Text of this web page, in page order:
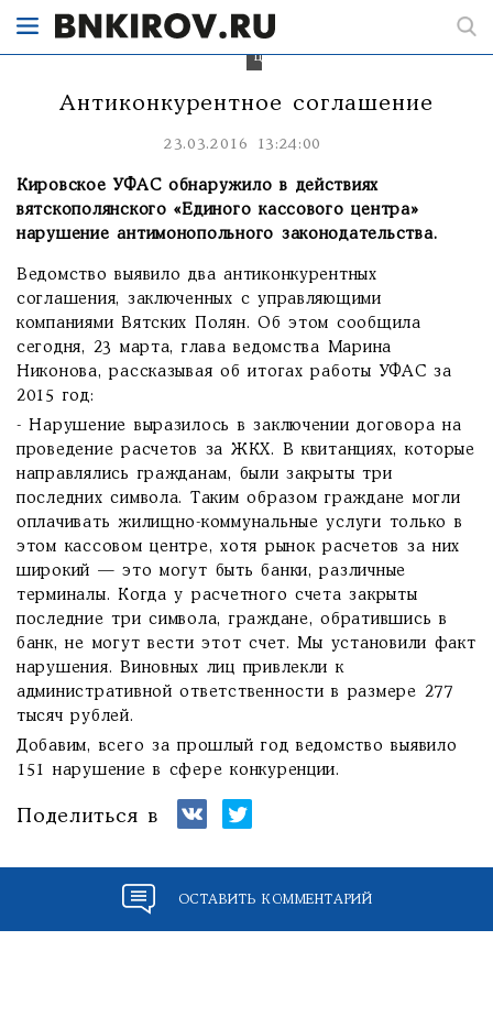
кассового
центра.
Антиконкурентное соглашение
23.03.2016 13:24:00
Кировское УФАС обнаружило в действиях
вятскополянского «Единого кассового центра»
нарушение антимонопольного законодательства.
Ведомство выявило два антиконкурентных
соглашения, заключенных с управляющими
компаниями Вятских Полян. Об этом сообщила
сегодня, 23 марта, глава ведомства Марина
Никонова, рассказывая об итогах работы УФАС за
2015 год:
- Нарушение выразилось в заключении договора на
проведение расчетов за ЖКХ. В квитанциях, которые
направлялись гражданам, были закрыты три
последних символа. Таким образом граждане могли
оплачивать жилищно-коммунальные услуги только в
этом кассовом центре, хотя рынок расчетов за них
широкий — это могут быть банки, различные
терминалы. Когда у расчетного счета закрыты
последние три символа, граждане, обратившись в
банк, не могут вести этот счет. Мы установили факт
нарушения. Виновных лиц привлекли к
административной ответственности в размере 277
тысяч рублей.
Добавим, всего за прошлый год ведомство выявило
151 нарушение в сфере конкуренции.
Поделиться в
ОСТАВИТЬ КОММЕНТАРИЙ